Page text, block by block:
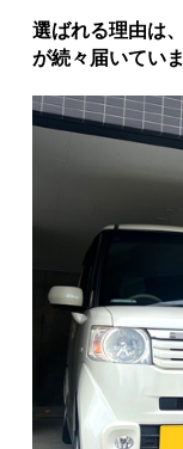
選ばれる理由は
が続々届いていま